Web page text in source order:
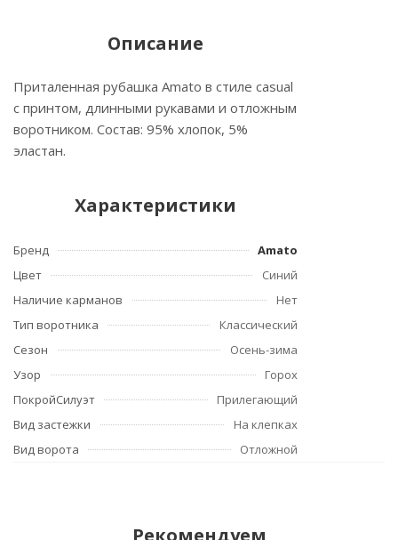
Описание
Приталенная рубашка Amato в стиле casual
с принтом, длинными рукавами и отложным
воротником. Состав: 95% хлопок, 5%
эластан.
Характеристики
Бренд
Amato
Цвет
Синий
Наличие карманов
Нет
Тип воротника
Классический
Сезон
Осень-зима
Узор
Горох
ПокройСилуэт
Прилегающий
Вид застежки
На клепках
Вид ворота
Отложной
Рекомендуем